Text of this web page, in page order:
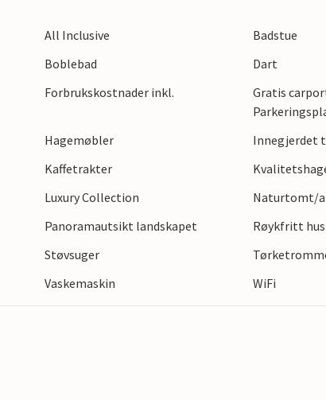
feriehuset er omgitt av
All Inclusive
Badstue
Boblebad
Dart
Forbrukskostnader inkl.
Gratis
Hagemøbler
Innegjerdet
Kaffetrakter
Luxury Collection
Naturtomt/
Panoramautsikt landskapet
Røykfritt hus
Støvsuger
Vaskemaskin WiFi